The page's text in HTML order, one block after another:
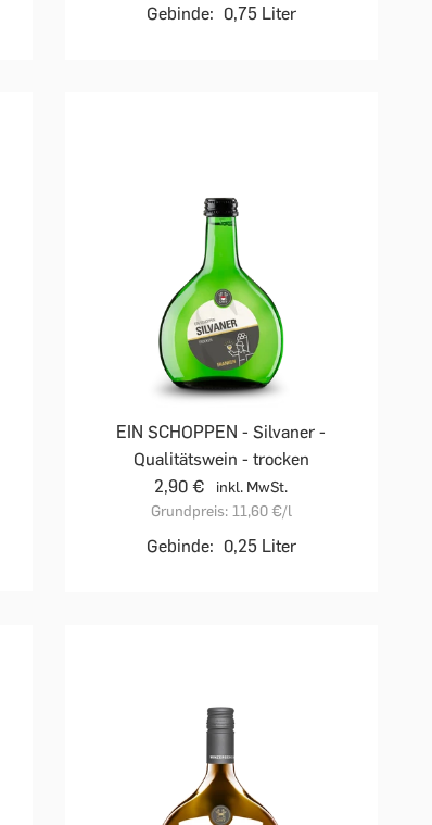
Gebinde: 0,75 Liter
EIN SCHOPPEN - Silvaner -
Qualitätswein - trocken
2,90 €
inkl. MwSt.
Grundpreis: 11,60 €/l
Gebinde: 0,25 Liter